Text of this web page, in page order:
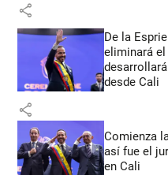
share
De la
eliminará
desde Cali
share
Comienza
así fue el
en Cali